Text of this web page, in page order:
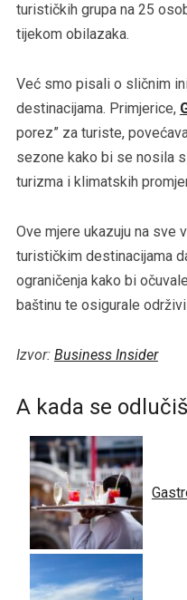
turističkih grupa na 25
tijekom obilazaka.
Već smo pisali o sličnim
destinacijama. Primjerice,
porez” za turiste,
sezone kako bi se nosila
turizma i klimatskih
Ove mjere ukazuju na sve
turističkim destinacijama
ograničenja kako bi
baštinu te osigurale
Izvor: Business Insider
A kada se